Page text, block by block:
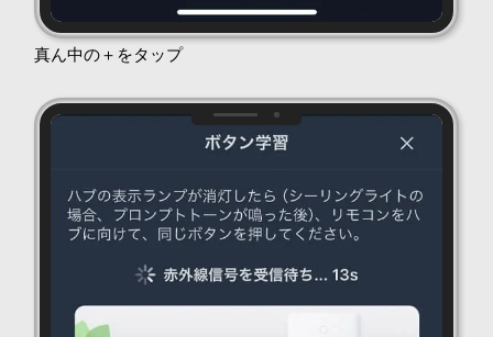
真ん中の＋をタップ